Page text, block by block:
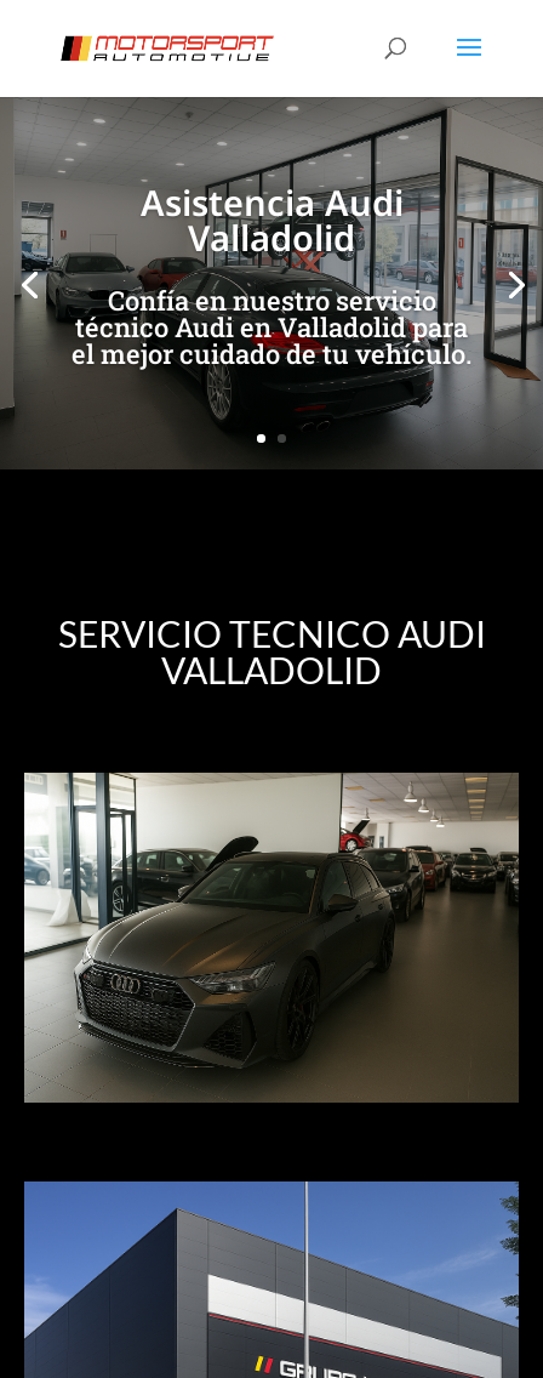
Asistencia Audi
Valladolid
Confía en nuestro servicio
técnico Audi en Valladolid para
el mejor cuidado de tu vehículo.
[/et_pb_slide] [/et_pb_slide]
SERVICIO TECNICO AUDI
VALLADOLID